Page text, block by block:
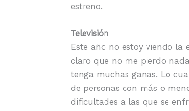
estreno.
Televisión
Este año no estoy viendo la
claro que no me pierdo
tenga muchas ganas. Lo
de personas con más o
dificultades a las que se